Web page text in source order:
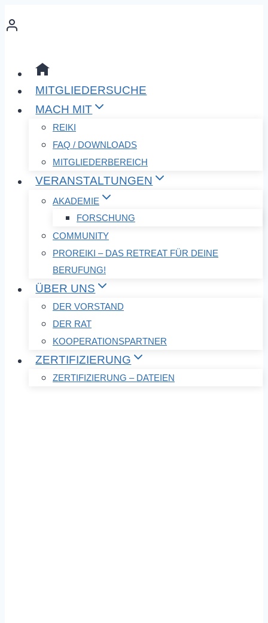
Inhalt
MITGLIEDERSUCHE
MACH MIT
REIKI
FAQ / DOWNLOADS
MITGLIEDERBEREICH
VERANSTALTUNGEN
AKADEMIE
FORSCHUNG
COMMUNITY
PROREIKI – DAS RETREAT FÜR DEINE
BERUFUNG!
ÜBER UNS
DER VORSTAND
DER RAT
KOOPERATIONSPARTNER
ZERTIFIZIERUNG
ZERTIFIZIERUNG – DATEIEN